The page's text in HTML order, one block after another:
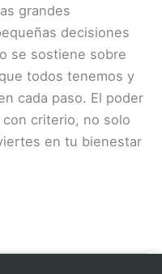
grandes
decisiones
se sostiene sobre
todos tenemos y
cada paso. El poder
criterio, no solo
en tu bienestar